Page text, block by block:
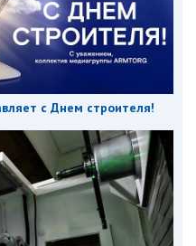
с Днем строителя!